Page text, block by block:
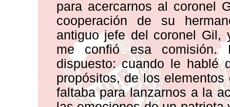
para acercarnos al coronel
cooperación de su
antiguo jefe del coronel Gil,
me confió esa comisión.
dispuesto: cuando le hablé
propósitos, de los
faltaba para lanzarnos a la